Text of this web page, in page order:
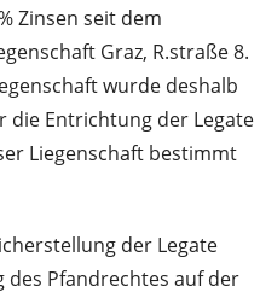
Zinsen seit dem
Graz, R.straße 8.
wurde deshalb
die Entrichtung der Legate
Liegenschaft bestimmt
der Legate
Pfandrechtes auf der